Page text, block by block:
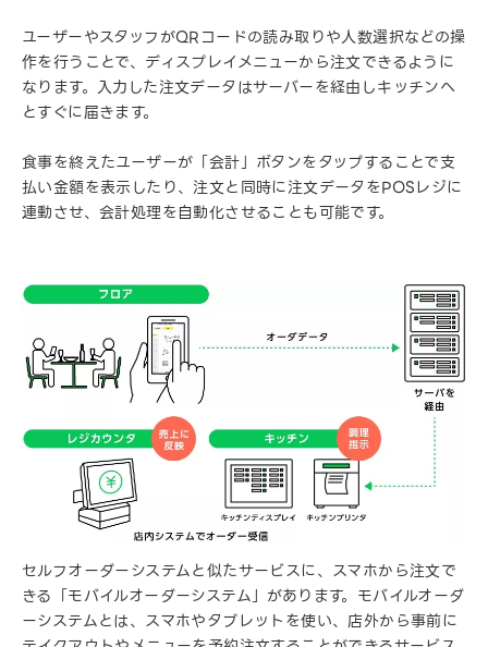
ユーザーやスタッフがQRコードの読み取りや人数選択などの操
作を行うことで、ディスプレイメニューから注文できるように
なります。入力した注文データはサーバーを経由しキッチンへ
とすぐに届きます。
食事を終えたユーザーが「会計」ボタンをタップすることで支
払い金額を表示したり、注文と同時に注文データをPOSレジに
連動させ、会計処理を自動化させることも可能です。
セルフオーダーシステムと似たサービスに、スマホから注文で
きる「モバイルオーダーシステム」があります。モバイルオーダ
ーシステムとは、スマホやタブレットを使い、店外から事前に